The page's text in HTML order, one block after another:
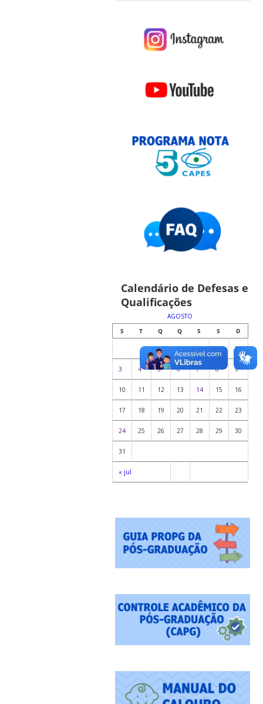
Calendário de Defesas e
Qualificações
AGOSTO
S
T Q Q S S D
« jul
1 2
3 4 5 6 7 8 9
10 11 12 13 14 15 16
17 18 19 20 21 22 23
24 25 26 27 28 29 30
31